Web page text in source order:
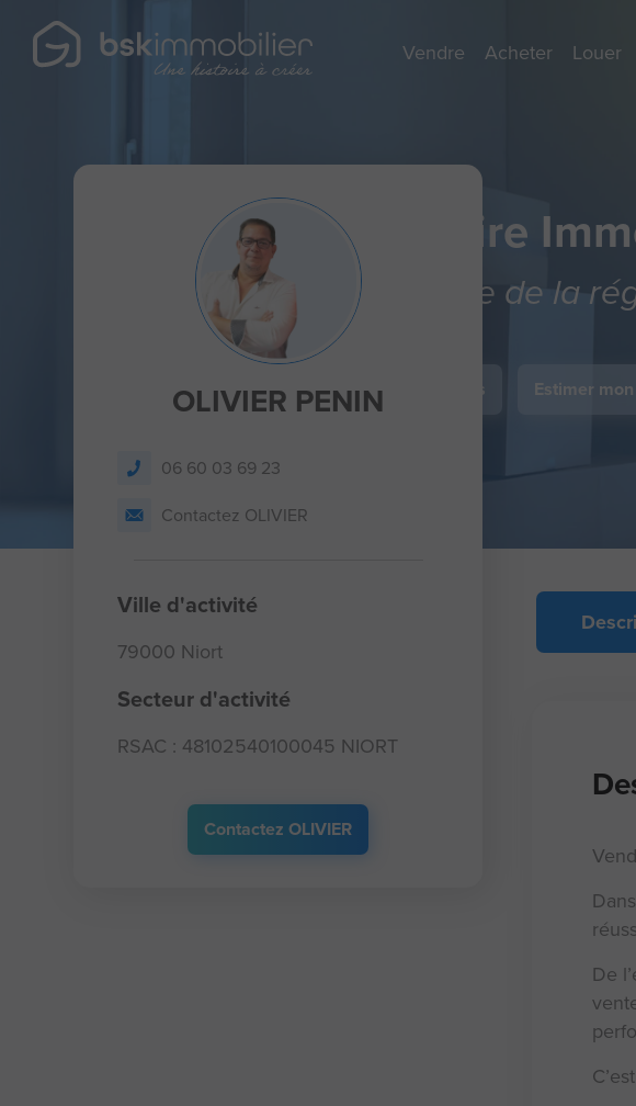
Vendre Acheter Louer
Agent Mandataire
Spécialiste de la
Je dépose un avis Estimer
OLIVIER PENIN
06 60 03 69 23
Contactez OLIVIER
Ville d'activité
79000 Niort
Secteur d'activité
RSAC : 48102540100045 NIORT
Contactez OLIVIER
De